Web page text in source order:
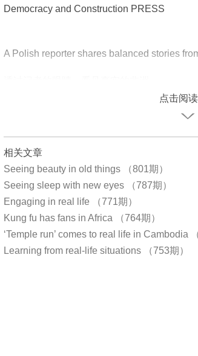
Democracy and Construction PRESS
A Polish reporter shares balanced stories
点击阅
相关文章
Seeing beauty in old things （801期）
Seeing sleep with new eyes （787期）
Engaging in real life （771期）
Kung fu has fans in Africa （764期）
‘Temple run’ comes to real life in Cambodia
Learning from real-life situations （753期）